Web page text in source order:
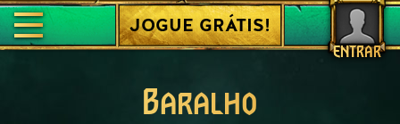
ENTRAR
JOGUE GRÁTIS!
Baralho